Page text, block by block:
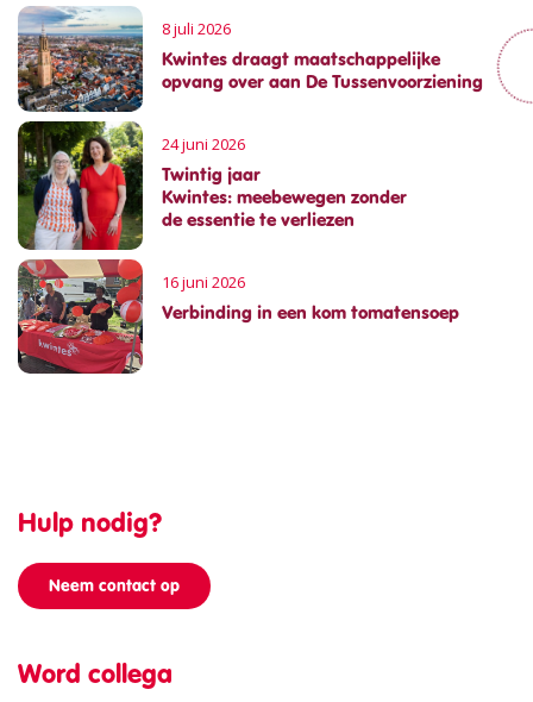
Kwintes draagt maatschappelijke
opvang over aan De Tussenvoorziening
8 juli 2026
Twintig jaar
Kwintes: meebewegen zonder
de essentie te verliezen
24 juni 2026
Verbinding in een kom tomatensoep
16 juni 2026
Hulp nodig?
Neem contact op
Word collega